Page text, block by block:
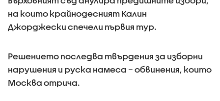
на които крайнодесният Калин
Джорджески спечели първия тур.
Решението последва твърдения за изборни
нарушения и руска намеса – обвинения, които
Москва отрича.